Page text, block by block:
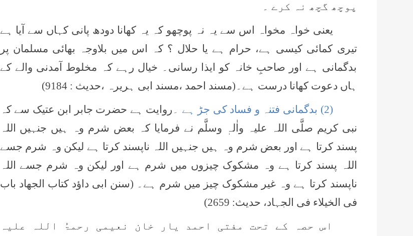
پوچھ گچھ نہ کرے ۔
یعنی خواہ مخواہ اس سے یہ نہ پوچھو کہ یہ کھانا دودھ پانی کہاں سے آیا ہے
تیری کمائی کیسی ہے، حرام ہے یا حلال ؟ کہ اس میں بلاوجہ بھائی مسلمان پر
بدگمانی ہے اور صاحبِ خانہ کو ایذا رسانی۔ خیال رہے کہ مخلوط آمدنی والے کے
ہاں دعوت کھانا درست ہے۔(مسند احمد ،مسند ابی ہریرہ ،حدیث : 9184)
(2) بدگمانی فتنہ و فساد کی جڑ ہے ۔
روایت ہے حضرت جابر ابن عتیک سے کہ
نبی کریم صلَّی اللہ علیہ واٰلہٖ وسلَّم نے فرمایا کہ بعض شرم وہ ہیں جنہیں اللہ
پسند کرتا ہے اور بعض شرم وہ ہیں جنہیں اللہ ناپسند کرتا ہے لیکن وہ شرم جسے
اللہ پسند کرتا ہے وہ مشکوک چیزوں میں شرم ہے اور لیکن وہ شرم جسے اللہ
ناپسند کرتا ہے وہ غیر مشکوک چیز میں شرم ہے۔ (سنن ابی داؤد کتاب الجھاد باب
فی الخیلاء فی الجہاد، حدیث: 2659)
اس حصہ کے تحت مفتی احمد یار خان نعیمی رحمۃُ اللہ علیہ